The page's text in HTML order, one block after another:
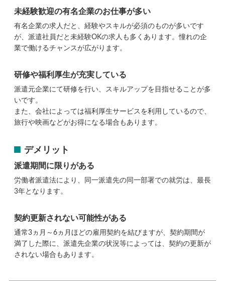
未経験歓迎の有名企業のお仕事が多い
有名企業の求人だと、経験やスキルが必須のものが多いです
が、派遣社員だと未経験OKの求人も多くあります。憧れの企
業で働けるチャンスが広がります。
研修や福利厚生が充実している
派遣元企業にて研修を行い、スキルアップを目指せることが多
いです。
また、会社によっては福利厚生サービスを利用しているので、
旅行や映画などがお得になる場合もあります。
デメリット
派遣期間に限りがある
労働者派遣法により、同一派遣先の同一部署での就労は、最長
3年となります。
契約更新されない可能性がある
通常3ヵ月～6ヵ月ほどの雇用契約を結びますが、契約期間が
満了した際に、派遣先企業の状況等によっては、契約の更新が
されない場合もあります。